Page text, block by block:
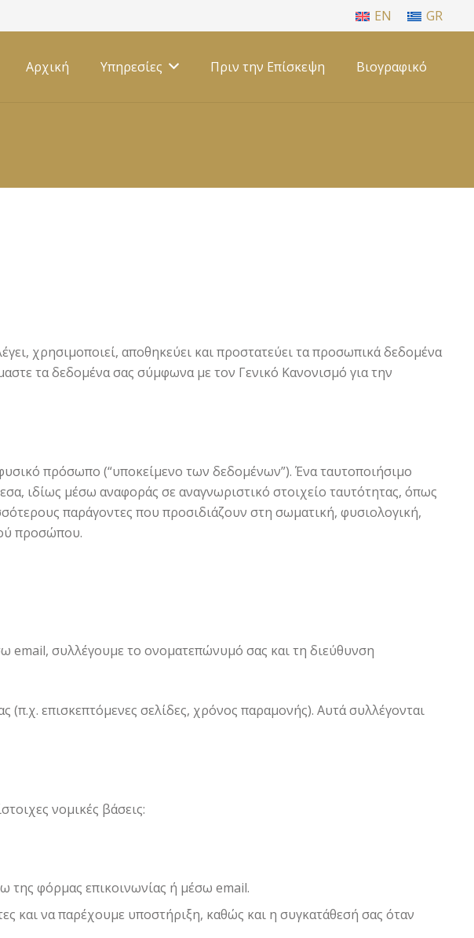
EN GR
Αρχική Υπηρεσίες Πριν την Επίσκεψη Βιογραφικό
χρησιμοποιεί, αποθηκεύει και προστατεύει τα προσωπικά δεδομένα
τα δεδομένα σας σύμφωνα με τον Γενικό Κανονισμό για την
πρόσωπο (“υποκείμενο των δεδομένων”). Ένα ταυτοποιήσιμο
ιδίως μέσω αναφοράς σε αναγνωριστικό στοιχείο ταυτότητας, όπως
παράγοντες που προσιδιάζουν στη σωματική, φυσιολογική,
προσώπου.
email, συλλέγουμε το ονοματεπώνυμό σας και τη διεύθυνση
επισκεπτόμενες σελίδες, χρόνος παραμονής). Αυτά συλλέγονται
νομικές βάσεις:
της φόρμας επικοινωνίας ή μέσω email.
και να παρέχουμε υποστήριξη, καθώς και η συγκατάθεσή σας όταν